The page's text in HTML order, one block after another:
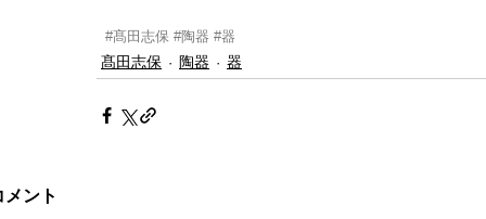
#髙田志保 #陶器 #器
髙田志保 陶器 器
メント